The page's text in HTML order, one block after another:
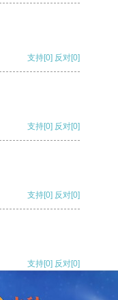
支持[0] 反对[0]
支持[0] 反对[0]
支持[0] 反对[0]
支持[0] 反对[0]